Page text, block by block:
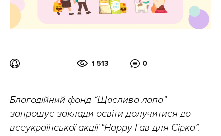
1 513 0
Благодійний фонд “Щаслива лапа”
запрошує заклади освіти долучитися до
всеукраїнської акції “Нарру Гав для Сірка”.